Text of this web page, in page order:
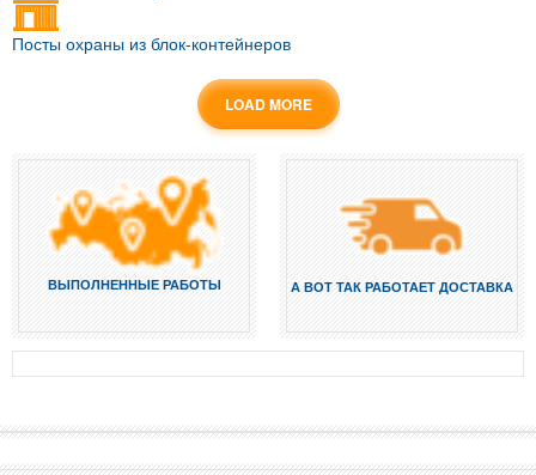
Посты охраны из блок-контейнеров
LOAD MORE
ВЫПОЛНЕННЫЕ РАБОТЫ А ВОТ ТАК РАБОТАЕТ ДОСТАВКА